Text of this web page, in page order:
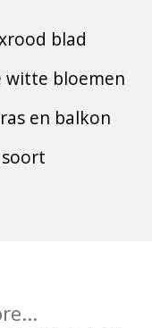
blad
witte bloemen
en balkon